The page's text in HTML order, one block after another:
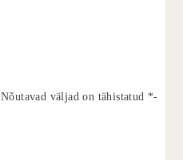
Nõutavad väljad on tähistatud *-